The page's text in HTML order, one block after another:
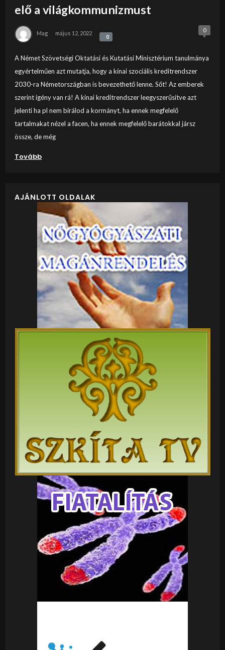
elő a világkommunizmust
Mag május 12, 2022
0
0
A Német Szövetségi Oktatási és Kutatási Minisztérium tanulmánya
egyértelműen azt mutatja, hogy a kínai szociális kreditrendszer
2030-ra Németországban is bevezethető lenne. Sőt! Az emberek
szerint igény van rá! A kinai kreditrendszer leegyszerűsítve azt
jelenti ha pl nem bírálod a kormányt, ha ennek megfelelő
tartalmakat nézel a facen, ha ennek megfelelő barátokkal jársz
össze, de még
Tovább
AJÁNLOTT OLDALAK